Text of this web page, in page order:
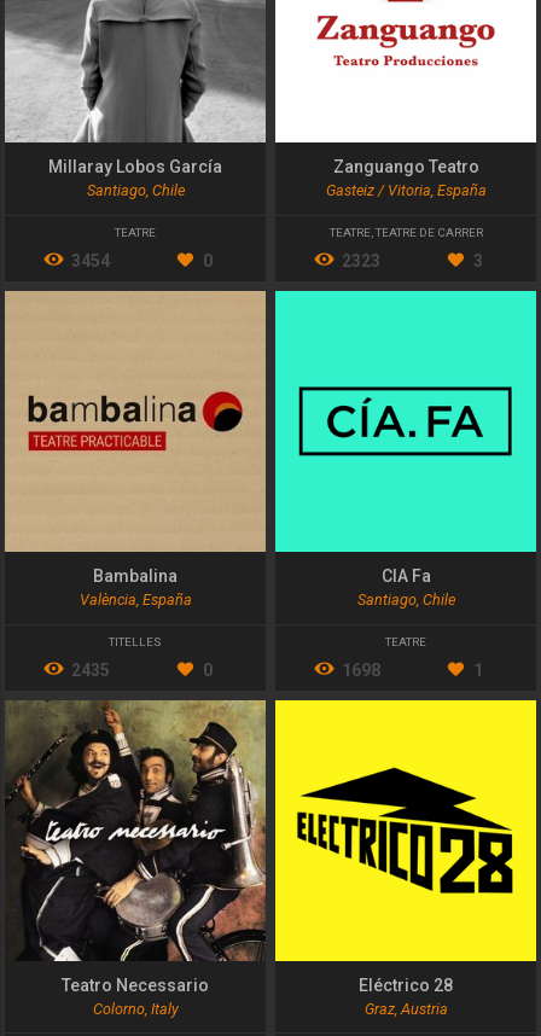
Millaray Lobos García
Santiago, Chile
TEATRE
3454 0
Zanguango Teatro
Gasteiz / Vitoria, España
TEATRE,TEATRE DE CARRER
2323 3
Bambalina
València, España
TITELLES
2435 0
CIA Fa
Santiago, Chile
TEATRE
1698 1
Teatro Necessario
Colorno, Italy
Eléctrico 28
Graz, Austria